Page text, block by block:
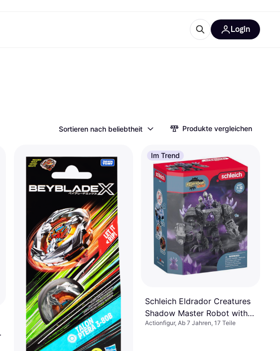
Login
Sortieren nach beliebtheit Produkte vergleichen
Im Trend
Schleich Eldrador Creatures
Shadow Master Robot with
Mini Creature 42557
Actionfigur, Ab 7 Jahren, 17 Teile